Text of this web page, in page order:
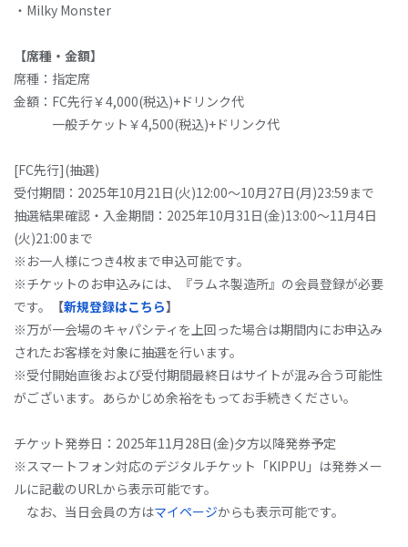
・Milky Monster
【席種・金額】
席種：指定席
金額：FC先行￥4,000(税込)+ドリンク代
一般チケット￥4,500(税込)+ドリンク代
[FC先行](抽選)
受付期間：2025年10月21日(火)12:00～10月27日(月)23:59まで
抽選結果確認・入金期間：2025年10月31日(金)13:00～11月4日
(火)21:00まで
※お一人様につき4枚まで申込可能です。
※チケットのお申込みには、『ラムネ製造所』の会員登録が必要
です。
【新規登録はこちら】
※万が一会場のキャパシティを上回った場合は期間内にお申込み
されたお客様を対象に抽選を行います。
※受付開始直後および受付期間最終日はサイトが混み合う可能性
がございます。あらかじめ余裕をもってお手続きください。
チケット発券日：2025年11月28日(金)夕方以降発券予定
※スマートフォン対応のデジタルチケット「KIPPU」は発券メー
ルに記載のURLから表示可能です。
なお、当日会員の方はマイページからも表示可能です。